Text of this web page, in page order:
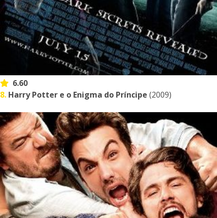
6.60
8. Harry Potter e o Enigma do Príncipe (2009)